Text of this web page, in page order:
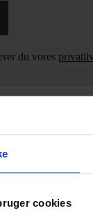
cookies
du vores
ønsker ny